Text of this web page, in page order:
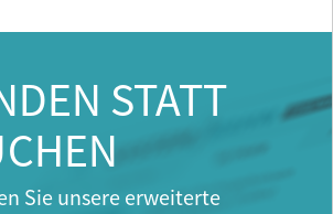
STATT
Sie unsere erweiterte